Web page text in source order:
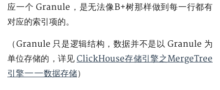
应一个 Granule，是无法像B+树那样做到每一行都有
对应的索引项的。
（Granule 只是逻辑结构，数据并不是以 Granule 为
单位存储的，详见ClickHouse存储引擎之MergeTree
引擎——数据存储）